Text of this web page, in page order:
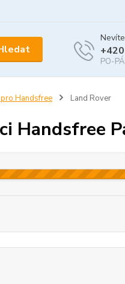
PO-
Handsfree Land Rover
Handsfree